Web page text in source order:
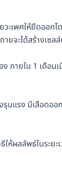
เพศให้ยืดออก
ยจะได้สร้างเซ
ง ภายใน 1 เดื
รุนแรง มีเลือด
ห้ผลลัพธ์ในระยะ